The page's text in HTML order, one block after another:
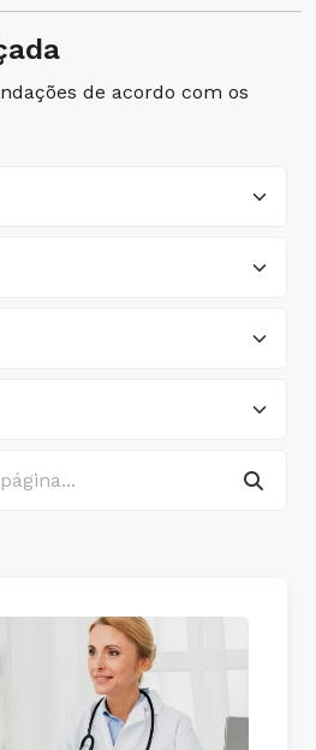
de acordo com os